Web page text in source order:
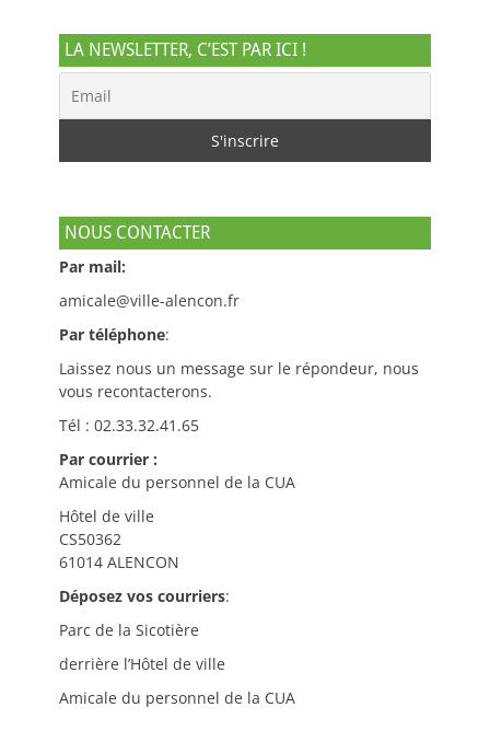
LA NEWSLETTER, C’EST PAR ICI !
NOUS CONTACTER
Par mail:
amicale@ville-alencon.fr
Par téléphone:
Laissez nous un message sur le répondeur, nous
vous recontacterons.
Tél : 02.33.32.41.65
Par courrier :
Amicale du personnel de la CUA
Hôtel de ville
CS50362
61014 ALENCON
Déposez vos courriers:
Parc de la Sicotière
derrière l’Hôtel de ville
Amicale du personnel de la CUA